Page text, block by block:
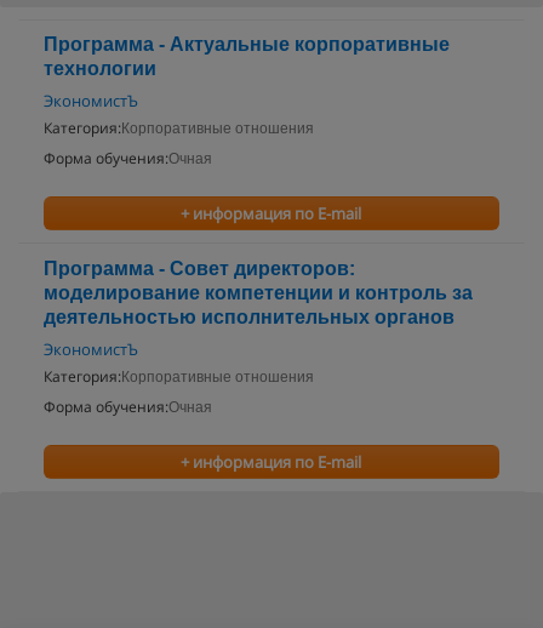
Программа - Актуальные корпоративные
технологии
ЭкономистЪ
Категория: Корпоративные отношения
Форма обучения:Очная
+ информация по E-mail
Программа - Совет директоров:
моделирование компетенции и контроль за
деятельностью исполнительных органов
ЭкономистЪ
Категория: Корпоративные отношения
Форма обучения:Очная
+ информация по E-mail